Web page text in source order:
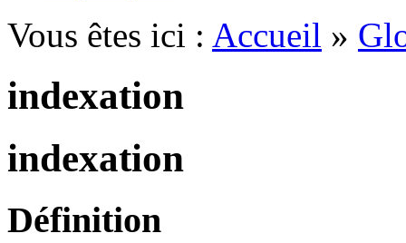
Vous êtes ici : Accueil »
indexation
indexation
Définition